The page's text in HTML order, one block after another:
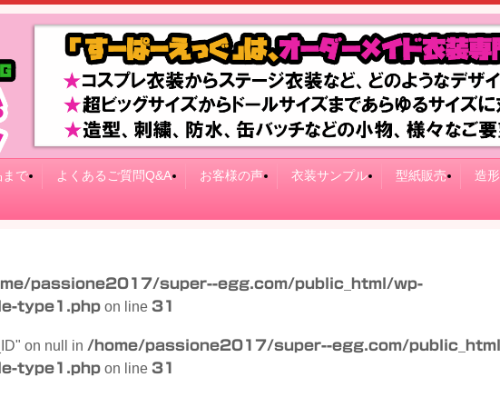
まで よくあるご質問Q&A お客様の声 衣装サンプル 型紙販売
造
passione2017/super--egg.com/public_html/wp-
type1.php on line 31
on null in /home/passione2017/super--egg.com/
type1.php on line 31